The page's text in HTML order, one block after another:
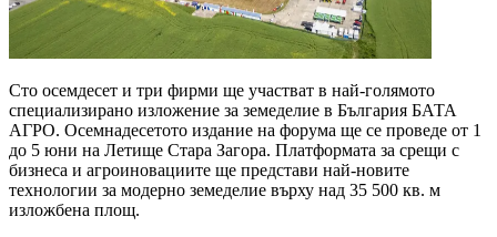
Сто осемдесет и три фирми ще участват в най-голямото
специализирано изложение за земеделие в България БАТА
АГРО. Осемнадесетото издание на форума ще се проведе от 1
до 5 юни на Летище Стара Загора. Платформата за срещи с
бизнеса и агроиновациите ще представи най-новите
технологии за модерно земеделие върху над 35 500 кв. м
изложбена площ.